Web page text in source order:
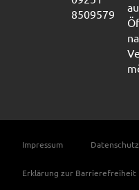
8509579
Impressum Datenschutz
Erklärung zur Barrierefreiheit